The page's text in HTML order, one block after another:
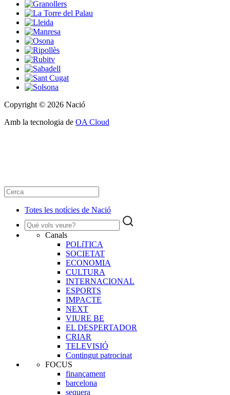
Copyright © 2026 Nació
Amb la tecnologia de OA Cloud
Totes les notícies de Nació
Canals
POLíTICA
SOCIETAT
ECONOMIA
CULTURA
INTERNACIONAL
ESPORTS
IMPACTE
NEXT
VIURE BE
EL DESPERTADOR
CRIAR
TELEVISIÓ
Contingut patrocinat
FOCUS
finançament
barcelona
sequera